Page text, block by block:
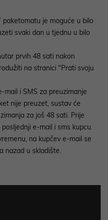
je moguće u bilo
svaki dan u tjednu u bilo
prvih 48 sati nakon
na stranici "Prati svoju
mail i SMS za preuzimanje
nije preuzet, sustav će
za još 48 sati. Prije
e-mail i sms kupcu.
na kupčev e-mail se
nazad u skladište.